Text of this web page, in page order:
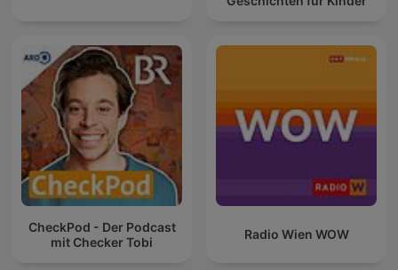
CheckPod - Der Podcast
mit Checker Tobi
Radio Wien WOW